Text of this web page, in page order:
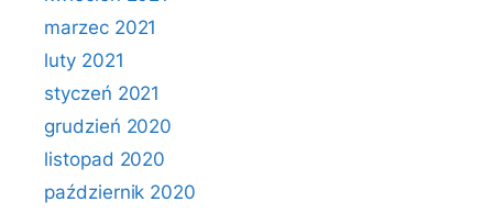
marzec 2021
luty 2021
styczeń 2021
grudzień 2020
listopad 2020
październik 2020